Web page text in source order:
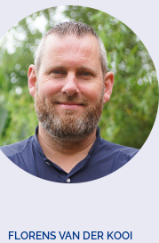
FLORENS VAN DER KOOI